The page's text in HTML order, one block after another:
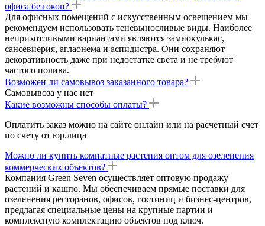
офиса без окон?
Для офисных помещений с искусственным освещением мы
рекомендуем использовать теневыносливые виды. Наиболее
неприхотливыми вариантами являются замиокулькас,
сансевиерия, аглаонема и аспидистра. Они сохраняют
декоративность даже при недостатке света и не требуют
частого полива.
Возможен ли самовывоз заказанного товара?
Самовывоза у нас нет
Какие возможны способы оплаты?
Оплатить заказ можно на сайте онлайн или на расчетный счет
по счету от юр.лица
Можно ли купить комнатные растения оптом для озеленения
коммерческих объектов?
Компания Green Seven осуществляет оптовую продажу
растений и кашпо. Мы обеспечиваем прямые поставки для
озеленения ресторанов, офисов, гостиниц и бизнес-центров,
предлагая специальные цены на крупные партии и
комплексную комплектацию объектов под ключ.